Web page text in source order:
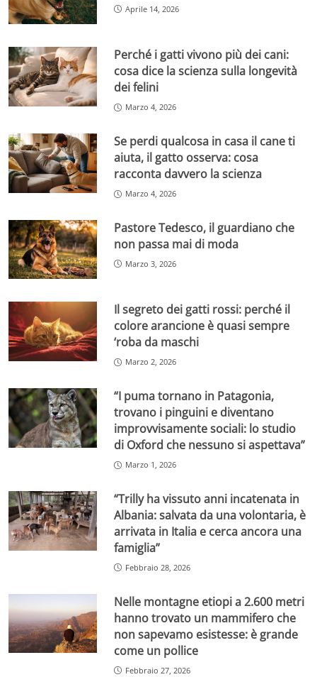
Aprile 14, 2026
Perché i gatti vivono più dei cani:
cosa dice la scienza sulla longevità
dei felini
Marzo 4, 2026
Se perdi qualcosa in casa il cane ti
aiuta, il gatto osserva: cosa
racconta davvero la scienza
Marzo 4, 2026
Pastore Tedesco, il guardiano che
non passa mai di moda
Marzo 3, 2026
Il segreto dei gatti rossi: perché il
colore arancione è quasi sempre
‘roba da maschi
Marzo 2, 2026
“I puma tornano in Patagonia,
trovano i pinguini e diventano
improvvisamente sociali: lo studio
di Oxford che nessuno si aspettava”
Marzo 1, 2026
“Trilly ha vissuto anni incatenata in
Albania: salvata da una volontaria, è
arrivata in Italia e cerca ancora una
famiglia”
Febbraio 28, 2026
Nelle montagne etiopi a 2.600 metri
hanno trovato un mammifero che
non sapevamo esistesse: è grande
come un pollice
Febbraio 27, 2026